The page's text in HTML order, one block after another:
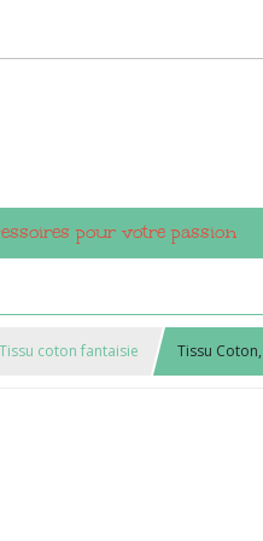
pour votre passion
Tissu coton fantaisie Tissu